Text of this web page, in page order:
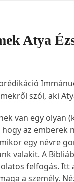
Atya
szól, aki
van egy olyan
az emberek
egy névre
valakit. A
felfogás. Itt
a személy.